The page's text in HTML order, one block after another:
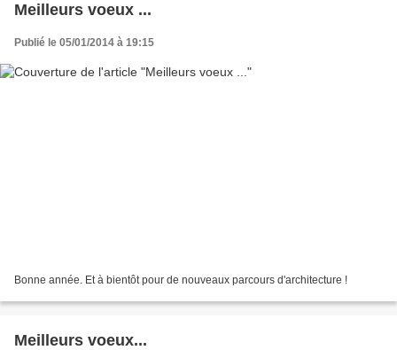
Meilleurs voeux ...
Publié le 05/01/2014 à 19:15
Bonne année. Et à bientôt pour de nouveaux parcours d'architecture !
Meilleurs voeux...